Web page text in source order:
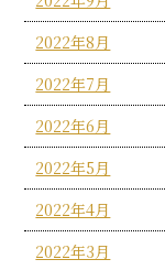
2022年8月
2022年7月
2022年6月
2022年5月
2022年4月
2022年3月